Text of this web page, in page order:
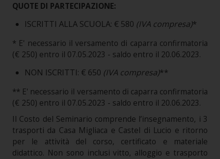
QUOTE DI PARTECIPAZIONE:
ISCRITTI ALLA SCUOLA: € 580 (IVA compresa)*
* E' necessario il versamento di caparra confirmatoria
(€ 250) entro il 07.05.2023 - saldo entro il 20.06.2023.
NON ISCRITTI: € 650 (IVA compresa)**
** E' necessario il versamento di caparra confirmatoria
(€ 250) entro il 07.05.2023 - saldo entro il 20.06.2023.
Il Costo del Seminario comprende l’insegnamento, i 3
trasporti da Casa Migliaca e Castel di Lucio e ritorno
per le attività del corso, certificato e materiale
didattico. Non sono inclusi vitto, alloggio e trasporto